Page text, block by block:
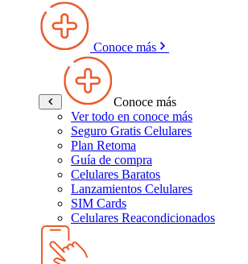
Conoce más
Conoce más
Ver todo en conoce más
Seguro Gratis Celulares
Plan Retoma
Guía de compra
Celulares Baratos
Lanzamientos Celulares
SIM Cards
Celulares Reacondicionados